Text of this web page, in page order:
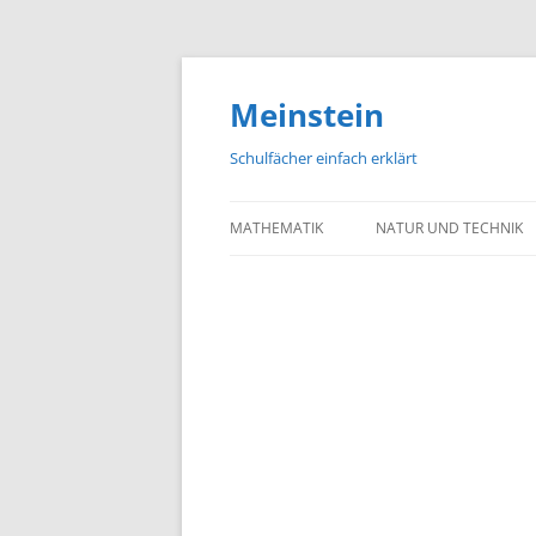
Meinstein
Schulfächer einfach erklärt
MATHEMATIK NATUR UND TECHNIK